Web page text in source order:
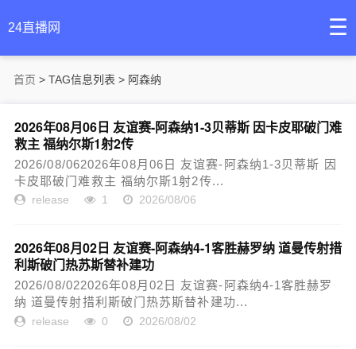
24直播网 ☰
首页 > TAG信息列表 > 阿森纳
2026年08月06日 友谊赛-阿森纳1-3贝蒂斯 因卡皮耶破门难
救主 福纳尔斯1射2传
2026/08/062026年08月06日 友谊赛-阿森纳1-3贝蒂斯 因
卡皮耶破门难救主 福纳尔斯1射2传...
release 1 2026/08/06
2026年08月02日 友谊赛-阿森纳4-1客胜赫罗纳 道曼传射措
利斯破门热苏斯替补建功
2026/08/022026年08月02日 友谊赛-阿森纳4-1客胜赫罗
纳 道曼传射措利斯破门热苏斯替补建功...
release 0 2026/08/02